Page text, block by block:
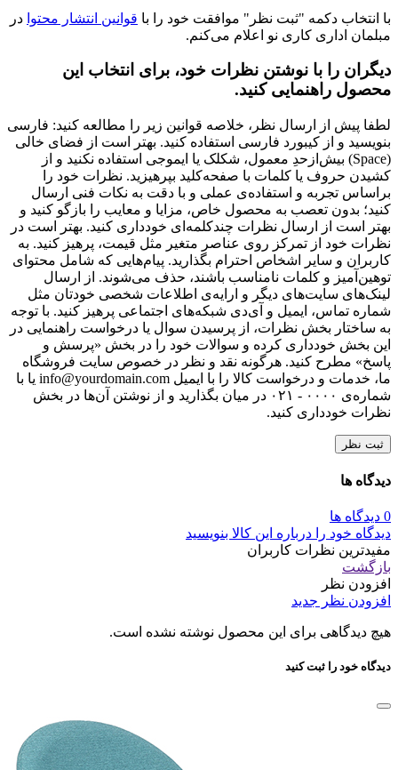
با انتخاب دکمه "ثبت نظر" موافقت خود را با قوانین انتشار محتوا در
مبلمان اداری کاری نو اعلام می‌کنم.
دیگران را با نوشتن نظرات خود، برای انتخاب این
محصول راهنمایی کنید.
لطفا پیش از ارسال نظر، خلاصه قوانین زیر را مطالعه کنید: فارسی
بنویسید و از کیبورد فارسی استفاده کنید. بهتر است از فضای خالی
(Space) بیش‌از‌حدِ معمول، شکلک یا ایموجی استفاده نکنید و از
کشیدن حروف یا کلمات با صفحه‌کلید بپرهیزید. نظرات خود را
براساس تجربه و استفاده‌ی عملی و با دقت به نکات فنی ارسال
کنید؛ بدون تعصب به محصول خاص، مزایا و معایب را بازگو کنید و
بهتر است از ارسال نظرات چندکلمه‌‌ای خودداری کنید. بهتر است در
نظرات خود از تمرکز روی عناصر متغیر مثل قیمت، پرهیز کنید. به
کاربران و سایر اشخاص احترام بگذارید. پیام‌هایی که شامل محتوای
توهین‌آمیز و کلمات نامناسب باشند، حذف می‌شوند. از ارسال
لینک‌های سایت‌های دیگر و ارایه‌ی اطلاعات شخصی خودتان مثل
شماره تماس، ایمیل و آی‌دی شبکه‌های اجتماعی پرهیز کنید. با توجه
به ساختار بخش نظرات، از پرسیدن سوال یا درخواست راهنمایی در
این بخش خودداری کرده و سوالات خود را در بخش «پرسش و
پاسخ» مطرح کنید. هرگونه نقد و نظر در خصوص سایت فروشگاه
ما، خدمات و درخواست کالا را با ایمیل info@yourdomain.com یا با
شماره‌ی ۰۰۰۰ - ۰۲۱ در میان بگذارید و از نوشتن آن‌ها در بخش
نظرات خودداری کنید.
ثبت نظر
دیدگاه ها
0 دیدگاه ها
دیدگاه خود را درباره این کالا بنویسید
مفیدترین نظرات کاربران
بازگشت
افزودن نظر
افزودن نظر جدید
هیچ دیدگاهی برای این محصول نوشته نشده است.
دیدگاه خود را ثبت کنید